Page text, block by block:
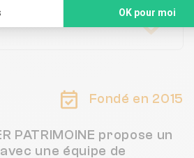
OK pour moi
Fondé en 2015
PATRIMOINE propose un
une équipe de